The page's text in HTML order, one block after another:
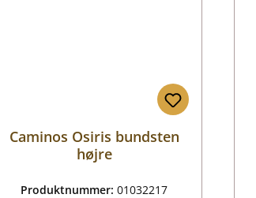
Caminos Osiris bundsten
højre
Produktnummer:01032217